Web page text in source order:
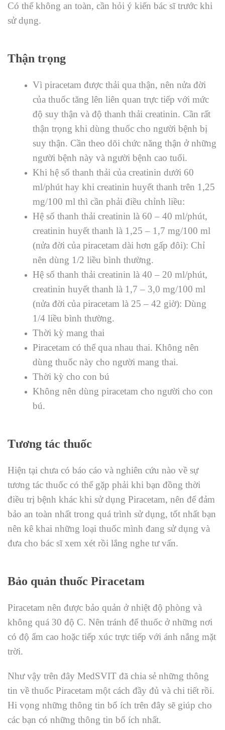
Có thể không an toàn, cần hỏi ý kiến bác sĩ trước khi
sử dụng.
Thận trọng
Vì piracetam được thải qua thận, nên nửa đời
của thuốc tăng lên liên quan trực tiếp với mức
độ suy thận và độ thanh thải creatinin. Cần rất
thận trọng khi dùng thuốc cho người bệnh bị
suy thận. Cần theo dõi chức năng thận ở những
người bệnh này và người bệnh cao tuổi.
Khi hệ số thanh thải của creatinin dưới 60
ml/phút hay khi creatinin huyết thanh trên 1,25
mg/100 ml thì cần phải điều chỉnh liều:
Hệ số thanh thải creatinin là 60 – 40 ml/phút,
creatinin huyết thanh là 1,25 – 1,7 mg/100 ml
(nửa đời của piracetam dài hơn gấp đôi): Chỉ
nên dùng 1/2 liều bình thường.
Hệ số thanh thải creatinin là 40 – 20 ml/phút,
creatinin huyết thanh là 1,7 – 3,0 mg/100 ml
(nửa đời của piracetam là 25 – 42 giờ): Dùng
1/4 liều bình thường.
Thời kỳ mang thai
Piracetam có thể qua nhau thai. Không nên
dùng thuốc này cho người mang thai.
Thời kỳ cho con bú
Không nên dùng piracetam cho người cho con
bú.
Tương tác thuốc
Hiện tại chưa có báo cáo và nghiên cứu nào về sự
tương tác thuốc có thể gặp phải khi bạn đồng thời
điều trị bệnh khác khi sử dụng Piracetam, nên để đảm
bảo an toàn nhất trong quá trình sử dụng, tốt nhất bạn
nên kê khai những loại thuốc mình đang sử dụng và
đưa cho bác sĩ xem xét rồi lắng nghe tư vấn.
Bảo quản thuốc Piracetam
Piracetam nên được bảo quản ở nhiệt độ phòng và
không quá 30 độ C. Nên tránh để thuốc ở những nơi
có độ ẩm cao hoặc tiếp xúc trực tiếp với ánh nắng mặt
trời.
Như vậy trên đây MedSVIT đã chia sẻ những thông
tin về thuốc Piracetam một cách đầy đủ và chi tiết rồi.
Hi vọng những thông tin bổ ích trên đây sẽ giúp cho
các bạn có những thông tin bổ ích nhất.